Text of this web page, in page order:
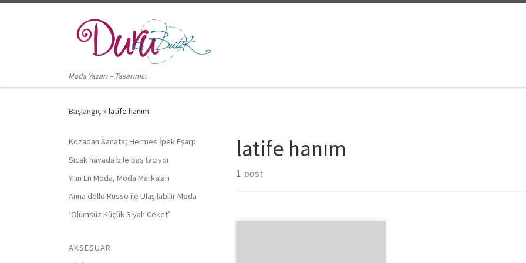
Moda Yazarı – Tasarımcı
Başlangıç »latife hanım
latife hanım
1 post
Kozadan Sanata; Hermes İpek Eşarp
Sıcak havada bile baş tacıydı
Yılın En Moda, Moda Markaları
Anna dello Russo ile Ulaşılabilir Moda
‘Ölümsüz Küçük Siyah Ceket’
AKSESUAR